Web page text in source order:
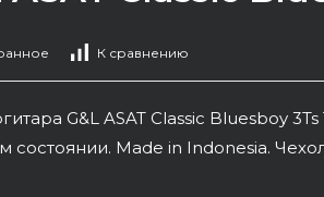
К сравнению
G&L ASAT Classic Bluesboy
состоянии. Made in Indonesia.